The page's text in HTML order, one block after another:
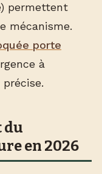
permettent
mécanisme.
porte
à
du
en 2026